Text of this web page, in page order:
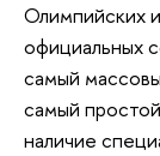
Олимпийских
официальных
самый
самый
наличие